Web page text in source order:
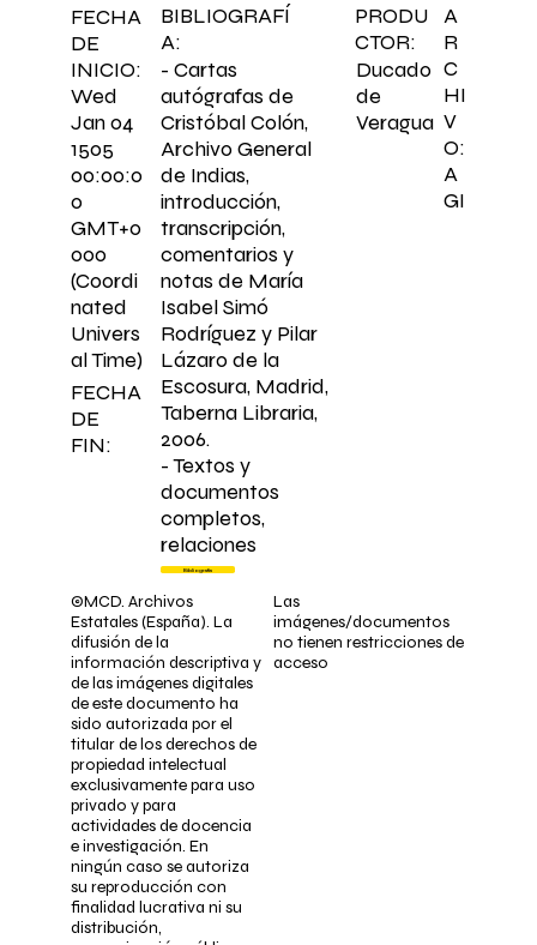
FECHA
DE
FIN:
FECHA
DE
INICIO:
Wed
Jan 04
1505
00:00:0
0
GMT+0
000
(Coordi
nated
Univers
al Time)
©MCD. Archivos
Estatales (España). La
difusión de la
información descriptiva y
de las imágenes digitales
de este documento ha
sido autorizada por el
titular de los derechos de
propiedad intelectual
exclusivamente para uso
privado y para
actividades de docencia
e investigación. En
ningún caso se autoriza
su reproducción con
finalidad lucrativa ni su
distribución,
BIBLIOGRAFÍ
A:
- Cartas
autógrafas de
Cristóbal Colón,
Archivo General
de Indias,
introducción,
transcripción,
comentarios y
notas de María
Isabel Simó
Rodríguez y Pilar
Lázaro de la
Escosura, Madrid,
Taberna Libraria,
2006.
- Textos y
documentos
completos,
relaciones
Bibliografía
PRODU
CTOR:
Ducado
de
Veragua
Las
imágenes/documentos
no tienen restricciones de
acceso
A
R
C
HI
V
O:
A
GI